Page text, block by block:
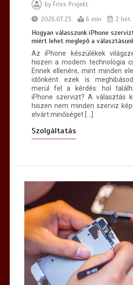
Hogyan lehet
kárpittisztítás
by Friss Projekt
2026.07.23.
6 min 2 hét
Hogyan válasszunk iPhone
miért lehet meglepő a
Az iPhone készülékek
hiszen a modern technológia
Ennek ellenére, mint minden
időnként ezek is
merül fel a kérdés: hol
iPhone szervizt? A választás
hiszen nem minden szerviz
elvárt minőséget […]
Szolgáltatás